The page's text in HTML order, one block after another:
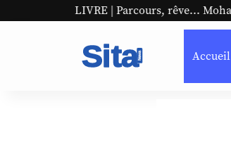
| Parcours, rêve... Mohamed se raconte
Accueil